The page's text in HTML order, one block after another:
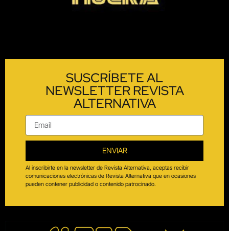
SUSCRÍBETE AL
NEWSLETTER REVISTA
ALTERNATIVA
ENVIAR
Al inscribirte en la newsletter de Revista Alternativa, aceptas recibir
comunicaciones electrónicas de Revista Alternativa que en ocasiones
pueden contener publicidad o contenido patrocinado.